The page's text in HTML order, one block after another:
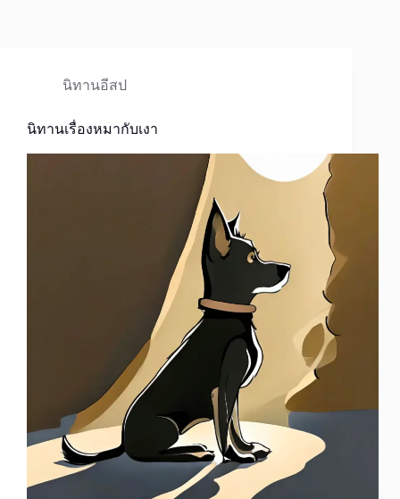
นิทานอีสป
นิทานเรื่องหมากับเงา